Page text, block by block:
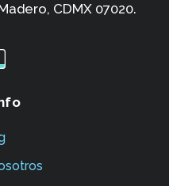
CDMX 07020.